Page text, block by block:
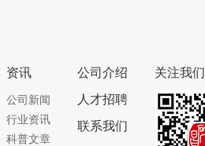
资讯
公司新闻
行业资讯
科普文章
公司介绍
人才招聘
联系我们
关注我们